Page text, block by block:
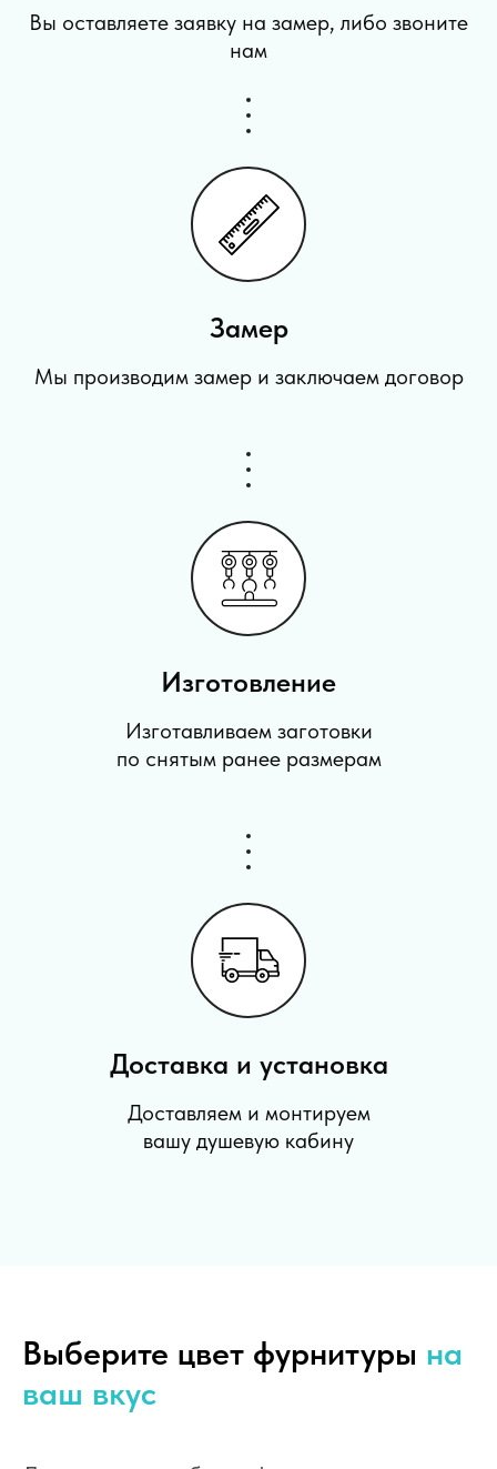
Вы оставляете заявку на замер, либо звоните
нам
Замер
Мы производим замер и заключаем договор
Изготовление
Изготавливаем заготовки
по снятым ранее размерам
Доставка и установка
Доставляем и монтируем
вашу душевую кабину
Выберите цвет фурнитуры на
ваш вкус